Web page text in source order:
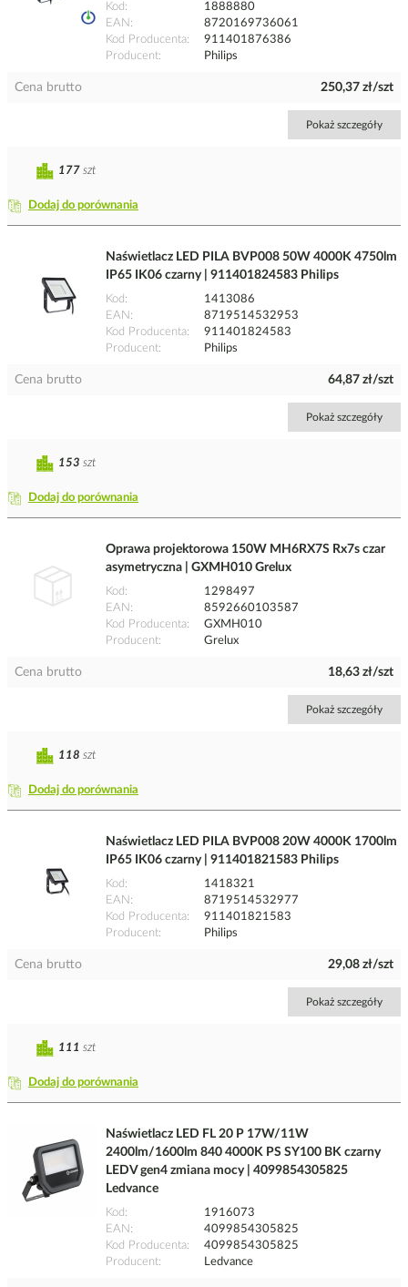
Kod
1888880
EAN
8720169736061
Kod Producenta
911401876386
Producent
Philips
Cena brutto 250,37 zł/szt
Pokaż szczegóły
Dodaj do porównania
177 szt
Naświetlacz LED PILA BVP008 50W 4000K 4750lm
IP65 IK06 czarny | 911401824583 Philips
Kod
1413086
EAN
8719514532953
Kod Producenta
911401824583
Producent
Philips
Cena brutto 64,87 zł/szt
Pokaż szczegóły
Dodaj do porównania
153 szt
Oprawa projektorowa 150W MH6RX7S Rx7s czar
asymetryczna | GXMH010 Grelux
Kod
1298497
EAN
8592660103587
Kod Producenta
GXMH010
Producent
Grelux
Cena brutto 18,63 zł/szt
Pokaż szczegóły
Dodaj do porównania
118 szt
Naświetlacz LED PILA BVP008 20W 4000K 1700lm
IP65 IK06 czarny | 911401821583 Philips
Kod
1418321
EAN
8719514532977
Kod Producenta
911401821583
Producent
Philips
Cena brutto 29,08 zł/szt
Pokaż szczegóły
Dodaj do porównania
111 szt
Naświetlacz LED FL 20 P 17W/11W
2400lm/1600lm 840 4000K PS SY100 BK czarny
LEDV gen4 zmiana mocy | 4099854305825
Ledvance
Kod
1916073
EAN
4099854305825
Kod Producenta
4099854305825
Producent
Ledvance